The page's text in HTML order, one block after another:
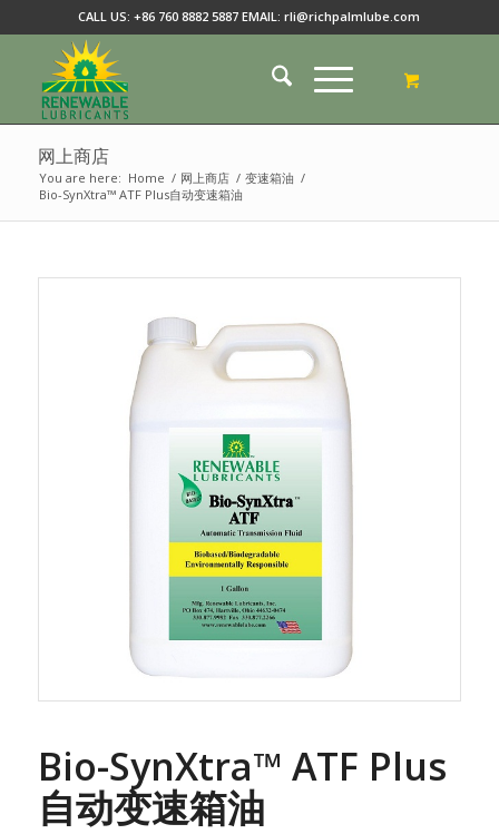
CALL US: +86 760 8882 5887 EMAIL: rli@richpalmlube.com
网上商店
You are here: Home / 网上商店 / 变速箱油 /
Bio-SynXtra™ ATF Plus自动变速箱油
Bio-SynXtra™ ATF Plus
自动变速箱油